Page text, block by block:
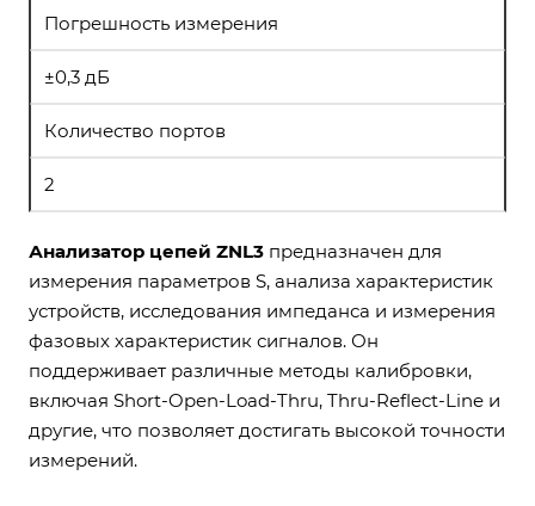
Погрешность измерения
±0,3 дБ
Количество портов
2
Анализатор цепей ZNL3 предназначен для
измерения параметров S, анализа характеристик
устройств, исследования импеданса и измерения
фазовых характеристик сигналов. Он
поддерживает различные методы калибровки,
включая Short-Open-Load-Thru, Thru-Reflect-Line и
другие, что позволяет достигать высокой точности
измерений.